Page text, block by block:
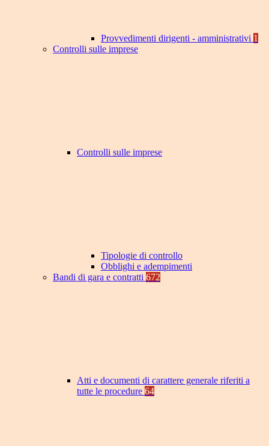
Provvedimenti dirigenti - amministrativi 1
Controlli sulle imprese
Controlli sulle imprese
Tipologie di controllo
Obblighi e adempimenti
Bandi di gara e contratti 672
Atti e documenti di carattere generale riferiti a
tutte le procedure 64